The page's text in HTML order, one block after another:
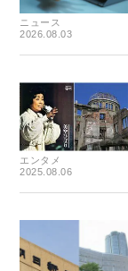
ニュース
2026.08.03
エンタメ
2025.08.06